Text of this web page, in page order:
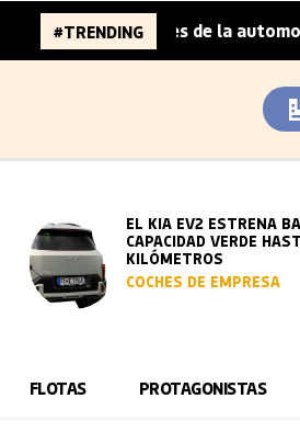
#TRENDING
96.000 millones de la
EL KIA EV2 ESTRENA
CAPACIDAD VERDE
KILÓMETROS
COCHES DE EMPRESA
FLOTAS PROTAGONISTAS